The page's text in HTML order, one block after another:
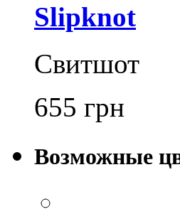
Slipknot
Свитшот
655 грн
Возможные